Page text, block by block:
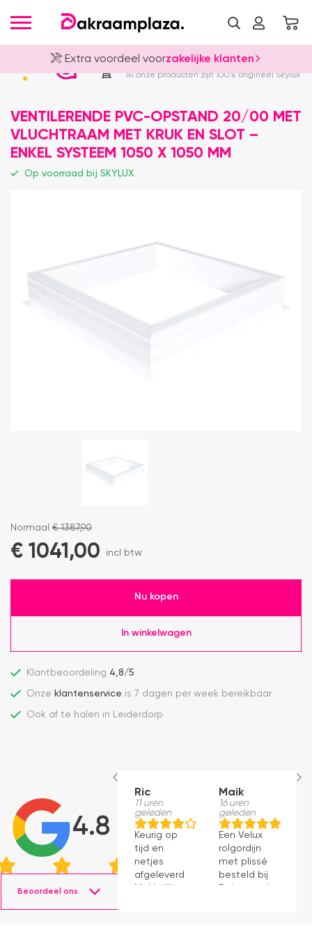
Extra voordeel voorzakelijke klanten
Officieel Skylux Dealer
Al onze producten zijn 100% origineel Skylux
VENTILERENDE PVC-OPSTAND 20/00 MET
VLUCHTRAAM MET KRUK EN SLOT –
ENKEL SYSTEEM 1050 X 1050 MM
Op voorraad bij SKYLUX
Normaal €1387,90
€ 1041,00 incl btw
Nu kopen
In winkelwagen
Klantbeoordeling 4,8/5
Onze klantenservice is 7 dagen per week bereikbaar
Ook af te halen in Leiderdorp
4.8
Beoordeel ons
Ric
11 uren
geleden
Keurig op
tijd en
netjes
afgeleverd.
Makkelijk
Maik
16 uren
geleden
Een Velux
rolgordijn
met plissé
besteld bij
Dakraamplaza.